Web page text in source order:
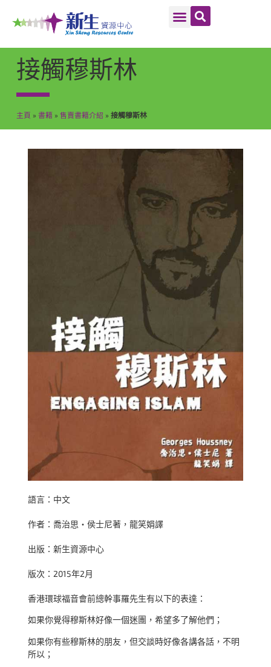
接觸穆斯林
主頁 » 書籍» 售賣書籍介紹 » 接觸穆斯林
語言：中文
作者：喬治思‧侯士尼著，龍笑娟譯
出版：新生資源中心
版次：2015年2月
香港環球福音會前總幹事羅先生有以下的表達：
如果你覺得穆斯林好像一個迷團，希望多了解他們；
如果你有些穆斯林的朋友，但交談時好像各講各話，不明
所以；